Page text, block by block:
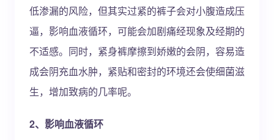
低渗漏的风险，但其实过紧的裤子会对小腹造成压
逼，影响血液循环，可能会加剧痛经现象及经期的
不适感。同时，紧身裤摩擦到娇嫩的会阴，容易造
成会阴充血水肿，紧贴和密封的环境还会使细菌滋
生，增加致病的几率呢。
2、影响血液循环